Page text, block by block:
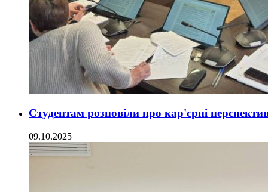
Студентам розповіли про кар'єрні
09.10.2025